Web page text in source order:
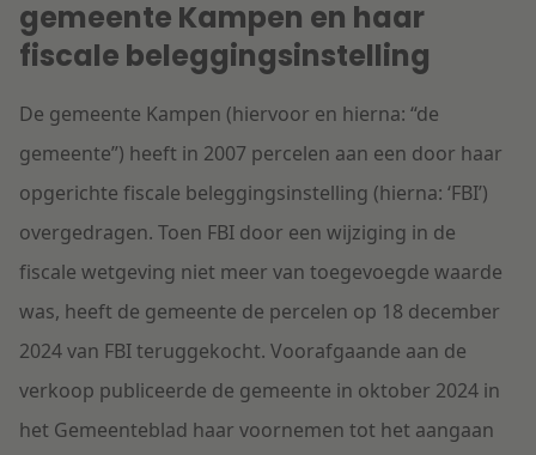
gemeente Kampen en haar
fiscale beleggingsinstelling
De gemeente Kampen (hiervoor en hierna: “de
gemeente”) heeft in 2007 percelen aan een door haar
opgerichte fiscale beleggingsinstelling (hierna: ‘FBI’)
overgedragen. Toen FBI door een wijziging in de
fiscale wetgeving niet meer van toegevoegde waarde
was, heeft de gemeente de percelen op 18 december
2024 van FBI teruggekocht. Voorafgaande aan de
verkoop publiceerde de gemeente in oktober 2024 in
het Gemeenteblad haar voornemen tot het aangaan